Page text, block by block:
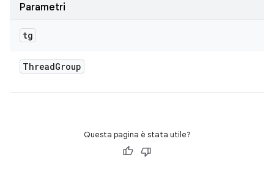
Parametri
tg
ThreadGroup
Questa pagina è stata utile?